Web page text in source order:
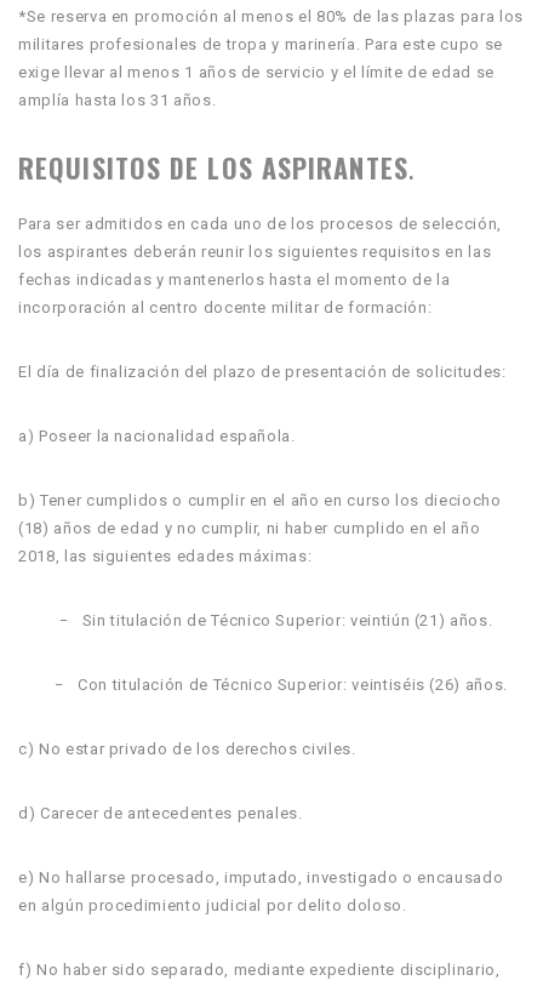
*Se reserva en promoción al menos el 80% de las plazas para los
militares profesionales de tropa y marinería. Para este cupo se
exige llevar al menos 1 años de servicio y el límite de edad se
amplía hasta los 31 años.
REQUISITOS DE LOS ASPIRANTES.
Para ser admitidos en cada uno de los procesos de selección,
los aspirantes deberán reunir los siguientes requisitos en las
fechas indicadas y mantenerlos hasta el momento de la
incorporación al centro docente militar de formación:
El día de finalización del plazo de presentación de solicitudes:
a) Poseer la nacionalidad española.
b) Tener cumplidos o cumplir en el año en curso los dieciocho
(18) años de edad y no cumplir, ni haber cumplido en el año
2018, las siguientes edades máximas:
− Sin titulación de Técnico Superior: veintiún (21) años.
− Con titulación de Técnico Superior: veintiséis (26) años.
c) No estar privado de los derechos civiles.
d) Carecer de antecedentes penales.
e) No hallarse procesado, imputado, investigado o encausado
en algún procedimiento judicial por delito doloso.
f) No haber sido separado, mediante expediente disciplinario,